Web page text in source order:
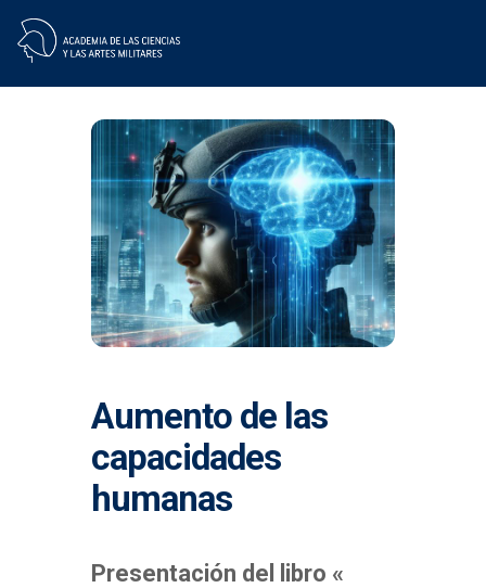
Aumento de las
capacidades
humanas
Presentación del libro «